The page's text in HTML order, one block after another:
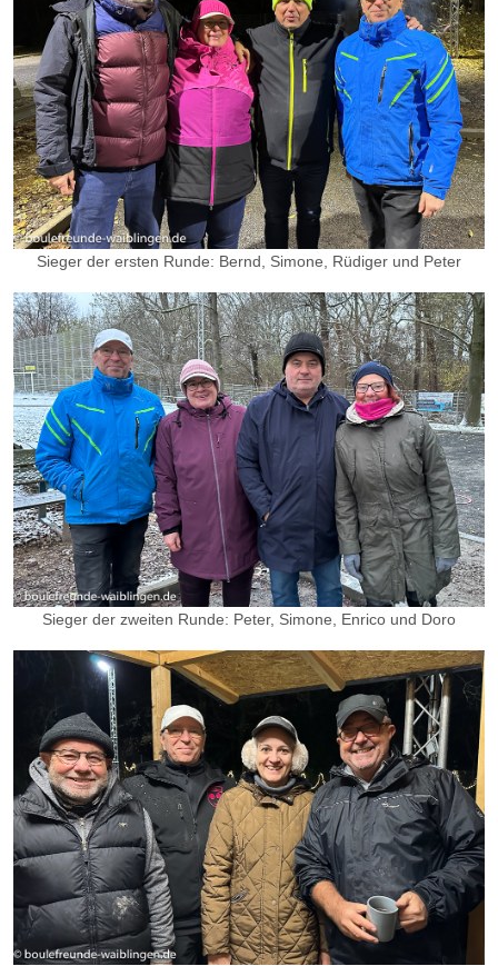
Sieger der ersten Runde: Bernd, Simone, Rüdiger und Peter
Sieger der zweiten Runde: Peter, Simone, Enrico und Doro